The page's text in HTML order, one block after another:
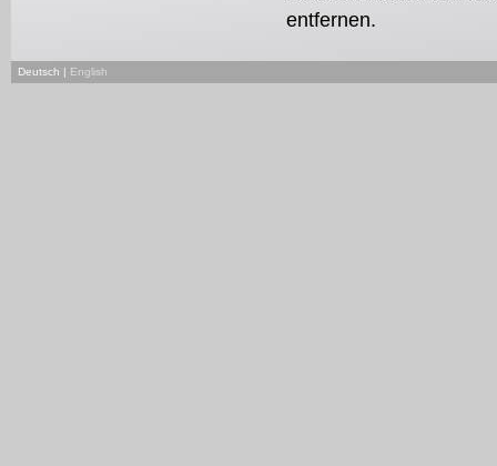
entfernen.
Deutsch | English